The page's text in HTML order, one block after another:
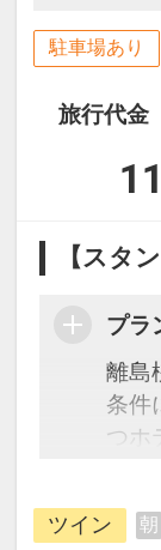
駐車場あり
旅行代金
【スタ
プラ
離島
条件
つホ
ツイン 朝